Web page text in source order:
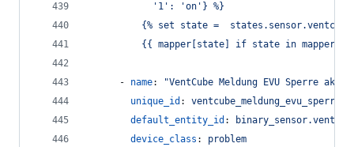
            '1': 'on'} %}
{% set state =
{{ mapper[state] if state in mapper
      -
name: "VentCube Meldung EVU Sperre aktiv
unique_id :
default_entity_id :
device_class : problem